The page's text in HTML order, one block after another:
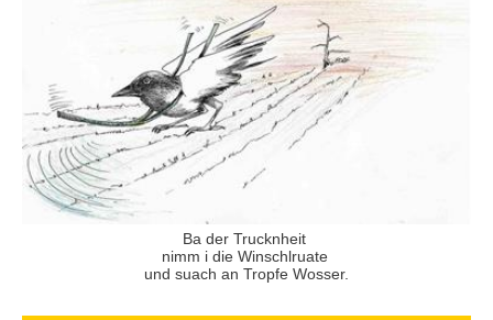
Ba der Trucknheit
nimm i die Winschlruate
und suach an Tropfe Wosser.